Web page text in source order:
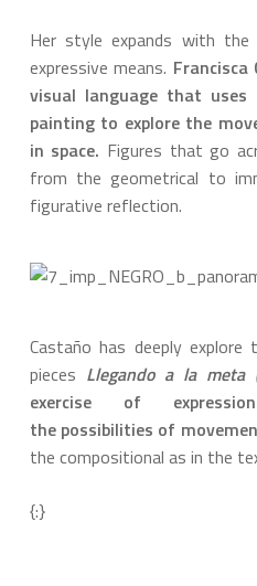
Her style expands with
expressive means.
visual language that uses
painting to explore the
in space. Figures that go
from the geometrical to
figurative reflection.
Castaño has deeply
pieces Llegando a la meta
exercise of
the possibilities of
the compositional as in the
{:}